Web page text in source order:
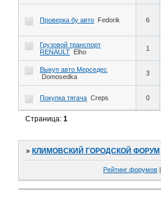
Проверка бу авто Fedorik 6
Грузовой транспорт
RENAULT
Elho 1
Выкуп авто Мерседес
Domosedka
3
Покупка тягача Creps 0
Страница:1
»КЛИМОВСКИЙ ГОРОДСКОЙ ФОРУМ
Рейтинг форумов